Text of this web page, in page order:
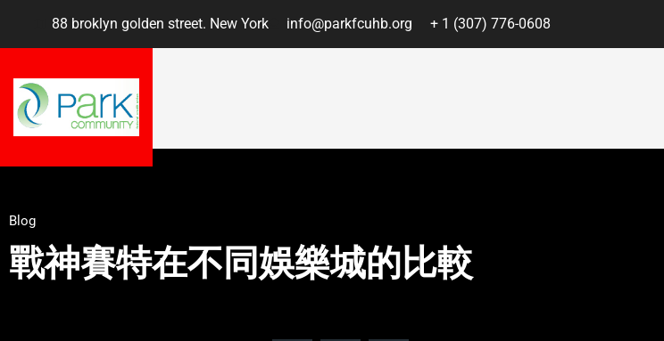
88 broklyn golden street. New York info@parkfcuhb.org + 1 (307) 776-0608
Blog
戰神賽特在不同娛樂城的比較